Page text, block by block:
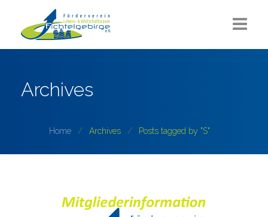
Über uns
Archives
Home Archives Posts tagged by "S"